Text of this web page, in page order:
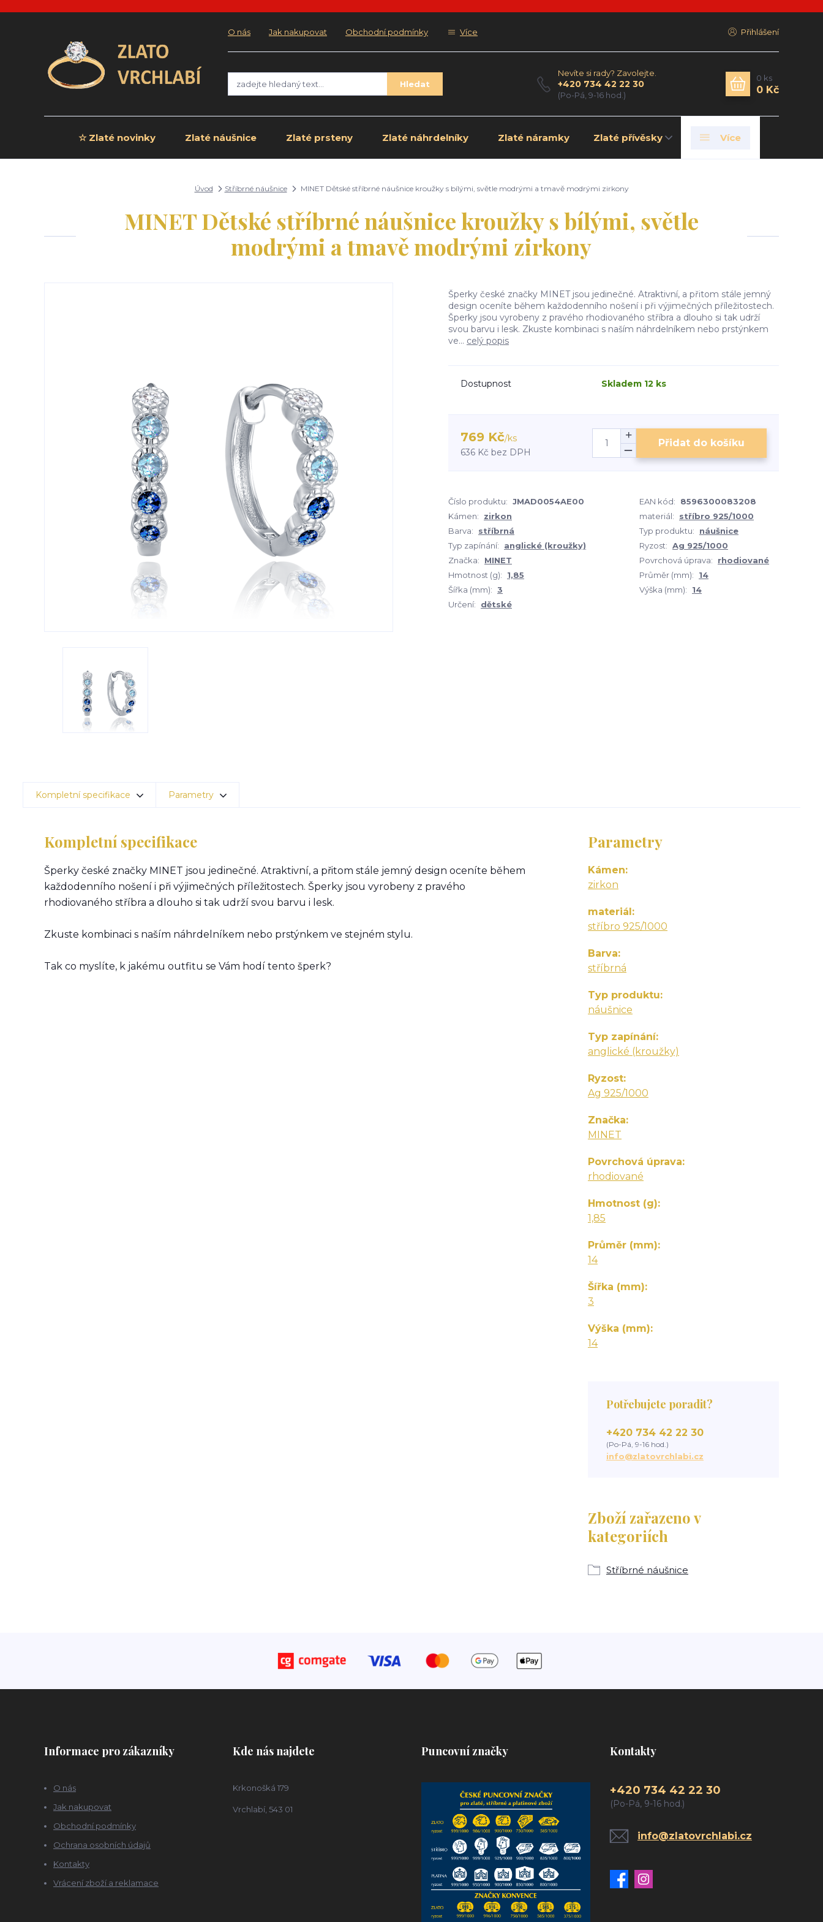
O nás Jak nakupovat Obchodní podmínky Více Přihlášení
Hledat
Nevíte si rady? Zavolejte.
+420 734 42 22 30
(Po-Pá, 9-16 hod.)
0 ks
0 Kč
☆ Zlaté novinky Zlaté náušnice Zlaté prsteny Zlaté náhrdelníky Zlaté náramky Zlaté přívěsky Více
Úvod Stříbrné náušnice MINET Dětské stříbrné náušnice kroužky s bílými, světle modrými a tmavě modrými zirkony
MINET Dětské stříbrné náušnice kroužky s bílými, světle
modrými a tmavě modrými zirkony
Šperky české značky MINET jsou jedinečné. Atraktivní, a přitom stále jemný
design oceníte během každodenního nošení i při výjimečných příležitostech.
Šperky jsou vyrobeny z pravého rhodiovaného stříbra a dlouho si tak udrží
svou barvu i lesk. Zkuste kombinaci s naším náhrdelníkem nebo prstýnkem
ve... celý popis
Dostupnost Skladem 12 ks
769 Kč/ks
636 Kč bez DPH
Přidat do košíku
Číslo produktu: JMAD0054AE00 EAN kód:
8596300083208
Kámen:
zirkon materiál:
stříbro 925/1000
Barva:
stříbrná Typ produktu:
náušnice
Typ zapínání:
anglické (kroužky) Ryzost: Ag 925/1000
Značka:
MINET Povrchová úprava:
rhodiované
Hmotnost (g):
1,85 Průměr (mm):
14
Šířka (mm): 3 Výška (mm):
14
Určení:
dětské
Kompletní specifikace Parametry
Kompletní specifikace
Šperky české značky MINET jsou jedinečné. Atraktivní, a přitom stále jemný design oceníte během
každodenního nošení i při výjimečných příležitostech. Šperky jsou vyrobeny z pravého
rhodiovaného stříbra a dlouho si tak udrží svou barvu i lesk.
Zkuste kombinaci s naším náhrdelníkem nebo prstýnkem ve stejném stylu.
Tak co myslíte, k jakému outfitu se Vám hodí tento šperk?
Parametry
Kámen
zirkon
materiál
stříbro 925/1000
Barva
stříbrná
Typ produktu
náušnice
Typ zapínání
anglické (kroužky)
Ryzost
Ag 925/1000
Značka
MINET
Povrchová úprava
rhodiované
Hmotnost (g)
1,85
Průměr (mm)
14
Šířka (mm)
3
Výška (mm)
14
Zboží zařazeno v
kategoriích
Stříbrné náušnice
Potřebujete poradit?
+420 734 42 22 30
(Po-Pá, 9-16 hod.)
info@zlatovrchlabi.cz
Informace pro zákazníky
O nás
Jak nakupovat
Obchodní podmínky
Ochrana osobních údajů
Kontakty
Vrácení zboží a reklamace
Kde nás najdete
Krkonošká 179
Vrchlabí, 543 01
Puncovní značky Kontakty
+420 734 42 22 30
(Po-Pá, 9-16 hod.)
info@zlatovrchlabi.cz